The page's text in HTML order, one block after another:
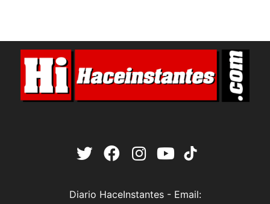
Diario HaceInstantes - Email: